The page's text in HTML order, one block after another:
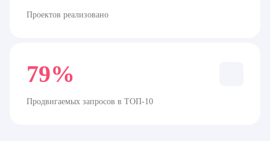
Проектов реализовано
79%
Продвигаемых запросов в ТОП-10